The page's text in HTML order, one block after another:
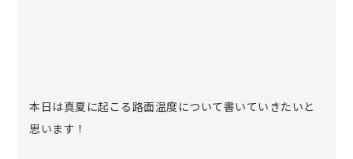
本日は真夏に起こる路面温度について書いていきたいと
思います！